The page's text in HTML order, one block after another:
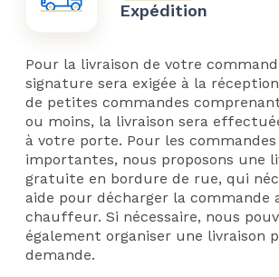
Expédition
Pour la livraison de votre
signature sera exigée à la
de petites commandes
ou moins, la livraison sera
à votre porte. Pour les
importantes, nous proposons une
gratuite en bordure de rue, qui
aide pour décharger la commande
chauffeur. Si nécessaire, nous
également organiser une livraison
demande.